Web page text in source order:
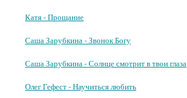
Катя - Прощание
Саша Зарубкина - Звонок Богу
Саша Зарубкина - Солнце смотрит в твои глаза
Олег Гефест - Научиться любить